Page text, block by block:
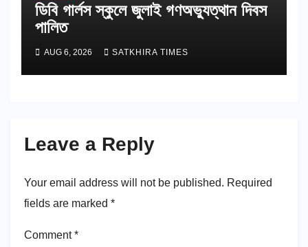
ডিবি গার্লস স্কুলে জুলাই গণঅভ্যুত্থান দিবস
পালিত
AUG 6, 2026 SATKHIRA TIMES
Leave a Reply
Your email address will not be published. Required
fields are marked *
Comment*